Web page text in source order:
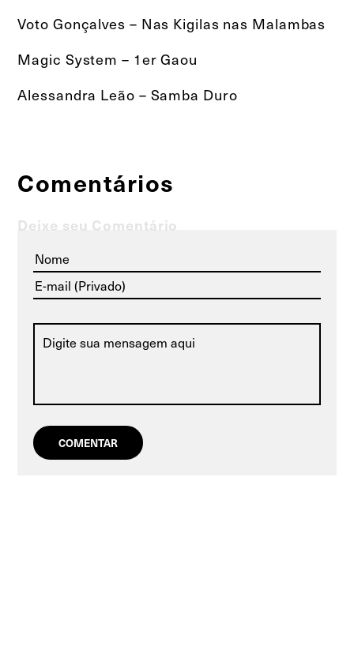
Voto Gonçalves – Nas Kigilas nas Malambas
Magic System – 1er Gaou
Alessandra Leão – Samba Duro
Comentários
Deixe seu Comentário